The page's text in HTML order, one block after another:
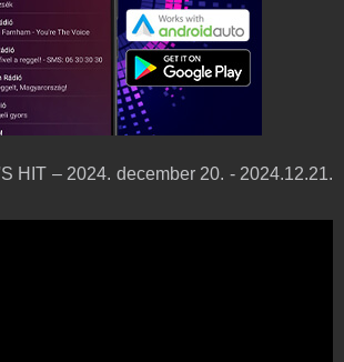
HIT – 2024. december 20. - 2024.12.21.